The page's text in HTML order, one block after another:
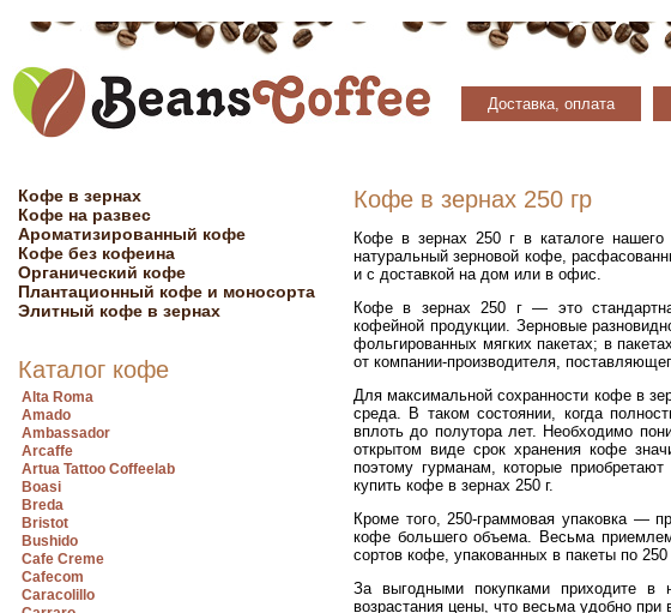
Доставка, оплата
Кофе в зернах
Кофе на развес
Ароматизированный кофе
Кофе без кофеина
Органический кофе
Плантационный кофе и моносорта
Элитный кофе в зернах
Каталог кофе
Alta Roma
Amado
Ambassador
Arcaffe
Artua Tattoo Coffeelab
Boasi
Breda
Bristot
Bushido
Cafe Creme
Cafecom
Caracolillo
Кофе в зернах 250 гр
Кофе в зернах 250 г в каталоге
натуральный зерновой кофе,
и с доставкой на дом или в офис.
Кофе в зернах 250 г — это
кофейной продукции. Зерновые
фольгированных мягких пакетах; в
от компании-производителя,
Для максимальной сохранности кофе в
среда. В таком состоянии, когда
вплоть до полутора лет. Необходимо
открытом виде срок хранения кофе
поэтому гурманам, которые
купить кофе в зернах 250 г.
Кроме того, 250-граммовая упаковка —
кофе большего объема. Весьма
сортов кофе, упакованных в пакеты по
За выгодными покупками приходите в
возрастания цены, что весьма удобно при